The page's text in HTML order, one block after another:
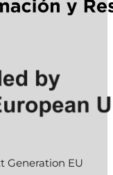
Generation EU